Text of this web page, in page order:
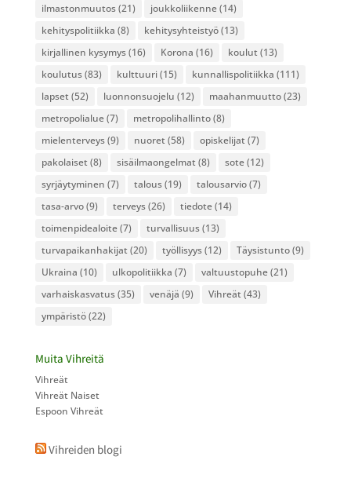
ilmastonmuutos(21) joukkoliikenne(14)
kehityspolitiikka (8) kehitysyhteistyö(13)
kirjallinen kysymys(16) Korona (16) koulut (13)
koulutus(83) kulttuuri(15) kunnallispolitiikka (111)
lapset (52) luonnonsuojelu (12) maahanmuutto(23)
metropolialue(7) metropolihallinto(8)
mielenterveys(9) nuoret (58) opiskelijat (7)
pakolaiset (8) sisäilmaongelmat (8) sote(12)
syrjäytyminen (7) talous(19) talousarvio(7)
tasa-arvo(9) terveys(26) tiedote(14)
toimenpidealoite(7) turvallisuus(13)
turvapaikanhakijat (20) työllisyys(12) Täysistunto(9)
Ukraina (10) ulkopolitiikka (7) valtuustopuhe(21)
varhaiskasvatus(35) venäjä (9) Vihreät (43)
ympäristö(22)
Muita Vihreitä
Vihreät
Vihreät Naiset
Espoon Vihreät
Vihreiden blogi